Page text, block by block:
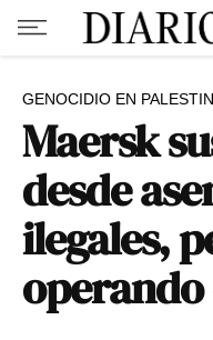
GENOCIDIO EN
Maersk
desde
ilegales,